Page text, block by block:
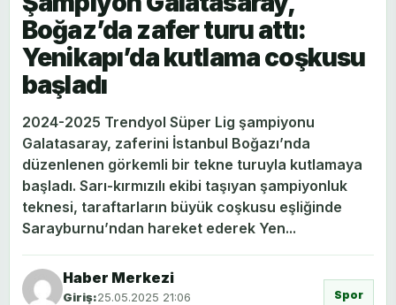
Boğaz’da zafer turu attı:
Yenikapı’da kutlama coşkusu
başladı
2024-2025 Trendyol Süper Lig şampiyonu
Galatasaray, zaferini İstanbul Boğazı’nda
düzenlenen görkemli bir tekne turuyla kutlamaya
başladı. Sarı-kırmızılı ekibi taşıyan şampiyonluk
teknesi, taraftarların büyük coşkusu eşliğinde
Sarayburnu’ndan hareket ederek Yen...
Haber Merkezi
Giriş:25.05.2025 21:06 Spor